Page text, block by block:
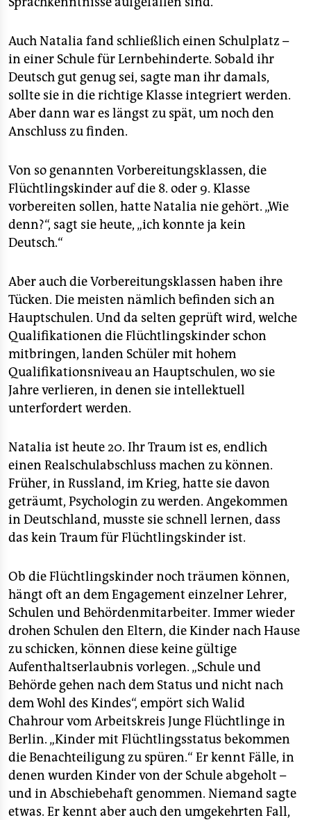
Auch Natalia fand schließlich einen Schulplatz –
in einer Schule für Lernbehinderte. Sobald ihr
Deutsch gut genug sei, sagte man ihr damals,
sollte sie in die richtige Klasse integriert werden.
Aber dann war es längst zu spät, um noch den
Anschluss zu finden.
Von so genannten Vorbereitungsklassen, die
Flüchtlingskinder auf die 8. oder 9. Klasse
vorbereiten sollen, hatte Natalia nie gehört. „Wie
denn?“, sagt sie heute, „ich konnte ja kein
Deutsch.“
Aber auch die Vorbereitungsklassen haben ihre
Tücken. Die meisten nämlich befinden sich an
Hauptschulen. Und da selten geprüft wird, welche
Qualifikationen die Flüchtlingskinder schon
mitbringen, landen Schüler mit hohem
Qualifikationsniveau an Hauptschulen, wo sie
Jahre verlieren, in denen sie intellektuell
unterfordert werden.
Natalia ist heute 20. Ihr Traum ist es, endlich
einen Realschulabschluss machen zu können.
Früher, in Russland, im Krieg, hatte sie davon
geträumt, Psychologin zu werden. Angekommen
in Deutschland, musste sie schnell lernen, dass
das kein Traum für Flüchtlingskinder ist.
Ob die Flüchtlingskinder noch träumen können,
hängt oft an dem Engagement einzelner Lehrer,
Schulen und Behördenmitarbeiter. Immer wieder
drohen Schulen den Eltern, die Kinder nach Hause
zu schicken, können diese keine gültige
Aufenthaltserlaubnis vorlegen. „Schule und
Behörde gehen nach dem Status und nicht nach
dem Wohl des Kindes“, empört sich Walid
Chahrour vom Arbeitskreis Junge Flüchtlinge in
Berlin. „Kinder mit Flüchtlingsstatus bekommen
die Benachteiligung zu spüren.“ Er kennt Fälle, in
denen wurden Kinder von der Schule abgeholt –
und in Abschiebehaft genommen. Niemand sagte
etwas. Er kennt aber auch den umgekehrten Fall,